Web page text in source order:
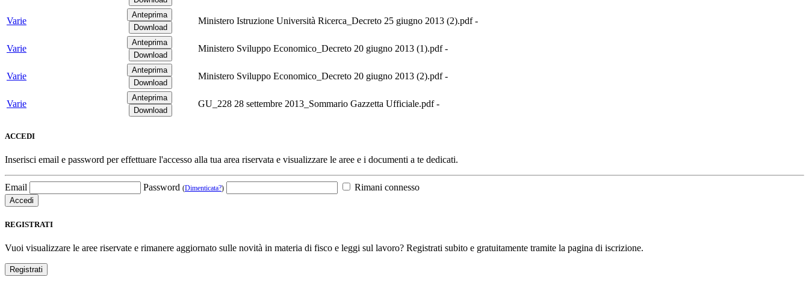
Varie Ministero Istruzione Università Ricerca_Decreto 25 giugno 2013 (2).pdf -
Varie Ministero Sviluppo Economico_Decreto 20 giugno 2013 (1).pdf -
Varie Ministero Sviluppo Economico_Decreto 20 giugno 2013 (2).pdf -
Varie GU_228 28 settembre 2013_Sommario Gazzetta Ufficiale.pdf -
ACCEDI
Inserisci email e password per effettuare l'accesso alla tua area riservata e visualizzare le aree e i documenti a te dedicati.
Email Password (Dimenticata?) Rimani connesso
REGISTRATI
Vuoi visualizzare le aree riservate e rimanere aggiornato sulle novità in materia di fisco e leggi sul lavoro? Registrati subito e gratuitamente tramite la pagina di iscrizione.